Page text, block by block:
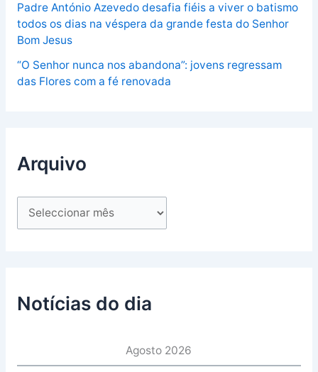
Padre António Azevedo desafia fiéis a viver o batismo
todos os dias na véspera da grande festa do Senhor
Bom Jesus
“O Senhor nunca nos abandona”: jovens regressam
das Flores com a fé renovada
Arquivo
Notícias do dia
Agosto 2026